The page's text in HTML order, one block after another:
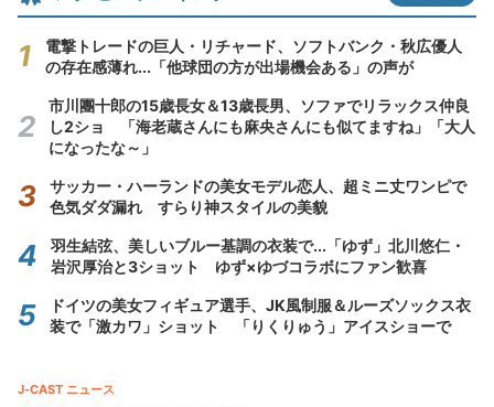
電撃トレードの巨人・リチャード、ソフトバンク・秋広優人
の存在感薄れ...「他球団の方が出場機会ある」の声が
市川團十郎の15歳長女＆13歳長男、ソファでリラックス仲良
し2ショ 「海老蔵さんにも麻央さんにも似てますね」「大人
になったな～」
サッカー・ハーランドの美女モデル恋人、超ミニ丈ワンピで
色気ダダ漏れ すらり神スタイルの美貌
羽生結弦、美しいブルー基調の衣装で...「ゆず」北川悠仁・
岩沢厚治と3ショット ゆず×ゆづコラボにファン歓喜
ドイツの美女フィギュア選手、JK風制服＆ルーズソックス衣
装で「激カワ」ショット 「りくりゅう」アイスショーで
J-CAST ニュース